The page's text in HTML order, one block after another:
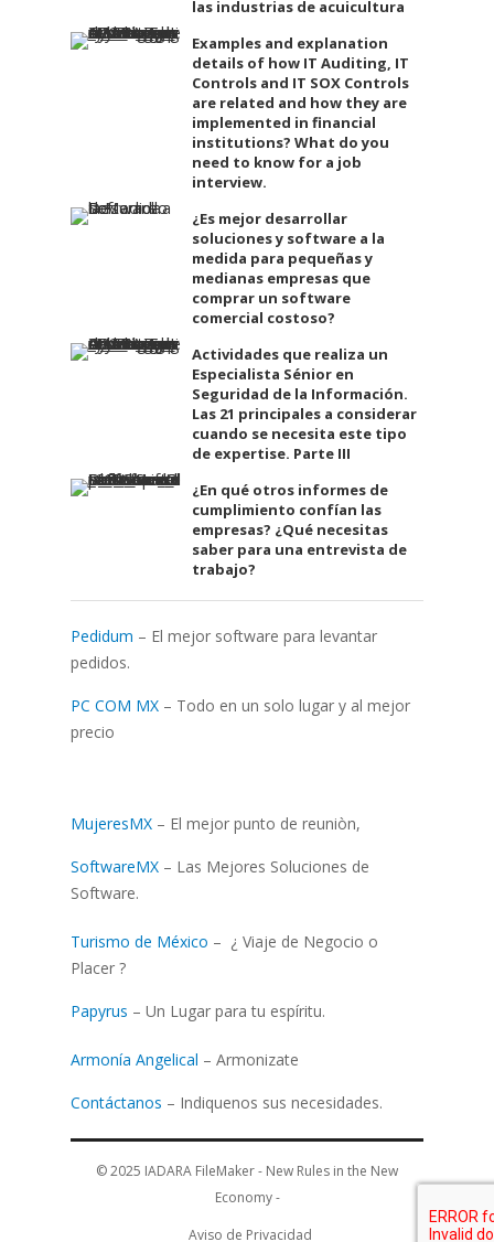
las industrias de acuicultura
Examples and explanation
details of how IT Auditing, IT
Controls and IT SOX Controls
are related and how they are
implemented in financial
institutions? What do you
need to know for a job
interview.
¿Es mejor desarrollar
soluciones y software a la
medida para pequeñas y
medianas empresas que
comprar un software
comercial costoso?
Actividades que realiza un
Especialista Sénior en
Seguridad de la Información.
Las 21 principales a considerar
cuando se necesita este tipo
de expertise. Parte III
¿En qué otros informes de
cumplimiento confían las
empresas? ¿Qué necesitas
saber para una entrevista de
trabajo?
Pedidum – El mejor software para levantar
pedidos.
PC COM MX – Todo en un solo lugar y al mejor
precio
MujeresMX – El mejor punto de reuniòn,
SoftwareMX – Las Mejores Soluciones de
Software.
Turismo de México – ¿ Viaje de Negocio o
Placer ?
Papyrus – Un Lugar para tu espíritu.
Armonía Angelical – Armonizate
Contáctanos – Indiquenos sus necesidades.
© 2025 IADARA FileMaker - New Rules in the New
Economy-
Aviso de Privacidad